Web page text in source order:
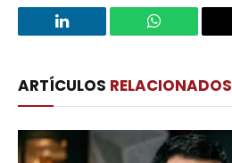
LinkedIn WhatsApp
ARTÍCULOS RELACIONADOS